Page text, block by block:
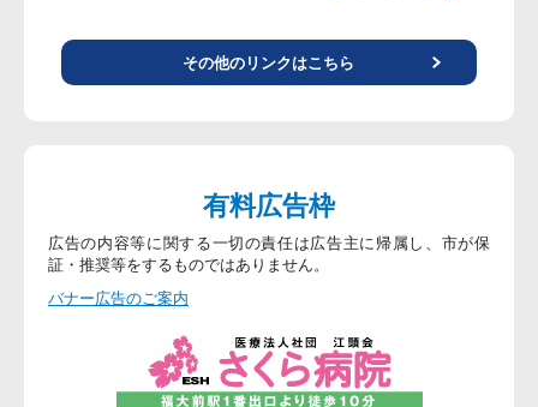
その他のリンクはこちら
有料広告枠
広告の内容等に関する一切の責任は広告主に帰属し、市が保
証・推奨等をするものではありません。
バナー広告のご案内